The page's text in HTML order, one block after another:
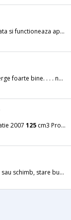
impecabil! inmatriculat in RO
. . . nu are frana pespate ii lipsesc
2007 125 cm3 Provenienta Italia Stare foarte buna
schimb, stare buna